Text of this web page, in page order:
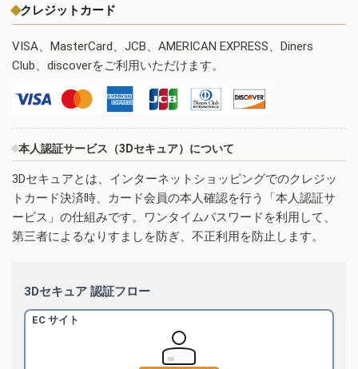
クレジットカード
VISA、MasterCard、JCB、AMERICAN EXPRESS、Diners
Club、discoverをご利用いただけます。
本人認証サービス（3Dセキュア）について
3Dセキュアとは、インターネットショッピングでのクレジッ
トカード決済時、カード会員の本人確認を行う「本人認証サ
ービス」の仕組みです。ワンタイムパスワードを利用して、
第三者によるなりすましを防ぎ、不正利用を防止します。
3Dセキュア 認証フロー
EC サイト